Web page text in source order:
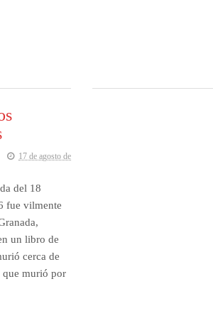
17 de agosto de
del 18
fue vilmente
un libro de
cerca de
que murió por